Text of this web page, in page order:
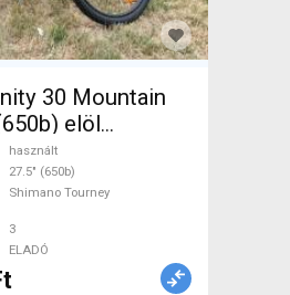
30 Mountain
elöl
Shimano
ELADÓ
használt
27.5" (650b)
Shimano Tourney
3
ELADÓ